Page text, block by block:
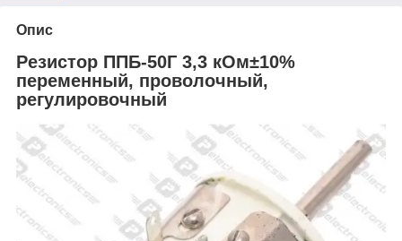
Опис
Резистор ППБ-50Г 3,3 кОм±10%
переменный, проволочный,
регулировочный